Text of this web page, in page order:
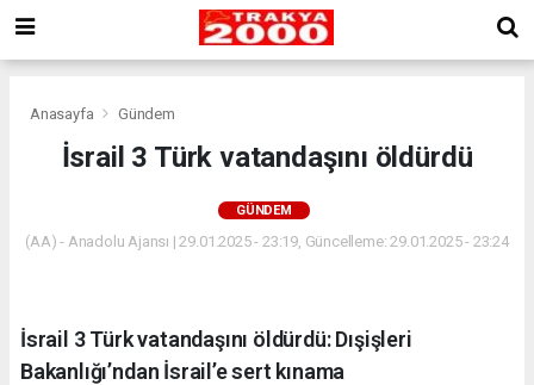
Anasayfa Gündem
İsrail 3 Türk vatandaşını öldürdü
GÜNDEM
(AA) - Anadolu Ajansı | 29.01.2025 - 23:19, Güncelleme: 29.01.2025 - 23:24
İsrail 3 Türk vatandaşını öldürdü: Dışişleri
Bakanlığı’ndan İsrail’e sert kınama